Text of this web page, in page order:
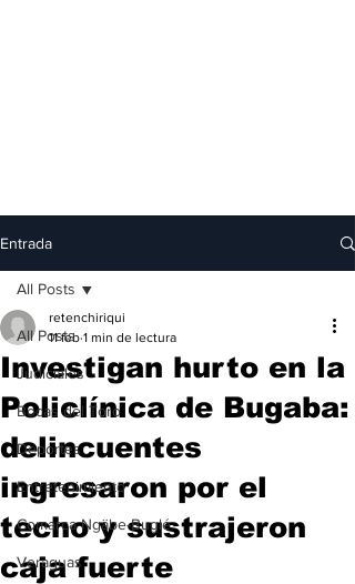
Entrada
All Posts
Judiciales
Bocas del Toro
Deportes
Entretenimiento
Comarca Ngäbe-Buglé
Veraguas
All Posts
Investigan hurto en la
Policlínica de Bugaba:
delincuentes
ingresaron por el
techo y sustrajeron
caja fuerte
retenchiriqui
11 feb 1 min de lectura